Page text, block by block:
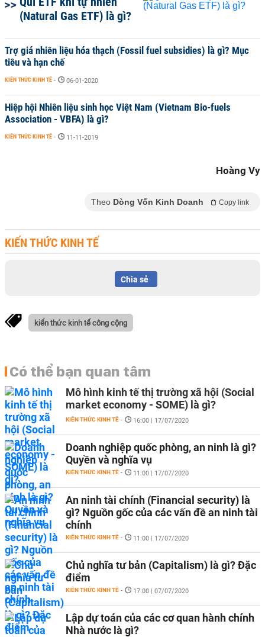
(Natural Gas ETF) là gì?
Trợ giá nhiên liệu hóa thạch (Fossil fuel subsidies) là gì? Mục
tiêu và hạn chế
KIẾN THỨC KINH TẾ - 06-01-2020
Hiệp hội Nhiên liệu sinh học Việt Nam (Vietnam Bio-fuels
Association - VBFA) là gì?
KIẾN THỨC KINH TẾ - 11-11-2019
Hoàng Vy
Theo Dòng Vốn Kinh Doanh Copy link
KIẾN THỨC KINH TẾ
Chia sẻ
kiến thức kinh tế công cộng
Có thể bạn quan tâm
Mô hình kinh tế thị trường xã hội (Social
market economy - SOME) là gì?
KIẾN THỨC KINH TẾ - 16:00 | 17/07/2020
Doanh nghiệp quốc phòng, an ninh là gì?
Quyền và nghĩa vụ
KIẾN THỨC KINH TẾ - 11:00 | 17/07/2020
An ninh tài chính (Financial security) là
gì? Nguồn gốc của các vấn đề an ninh tài
chính
KIẾN THỨC KINH TẾ - 11:00 | 17/07/2020
Chủ nghĩa tư bản (Capitalism) là gì? Đặc
điểm
KIẾN THỨC KINH TẾ - 17:00 | 07/07/2020
Lập dự toán của các cơ quan hành chính
Nhà nước là gì?